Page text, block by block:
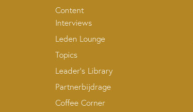
Content
Interviews
Leden Lounge
Topics
Leader’s Library
Partnerbijdrage
Coffee Corner